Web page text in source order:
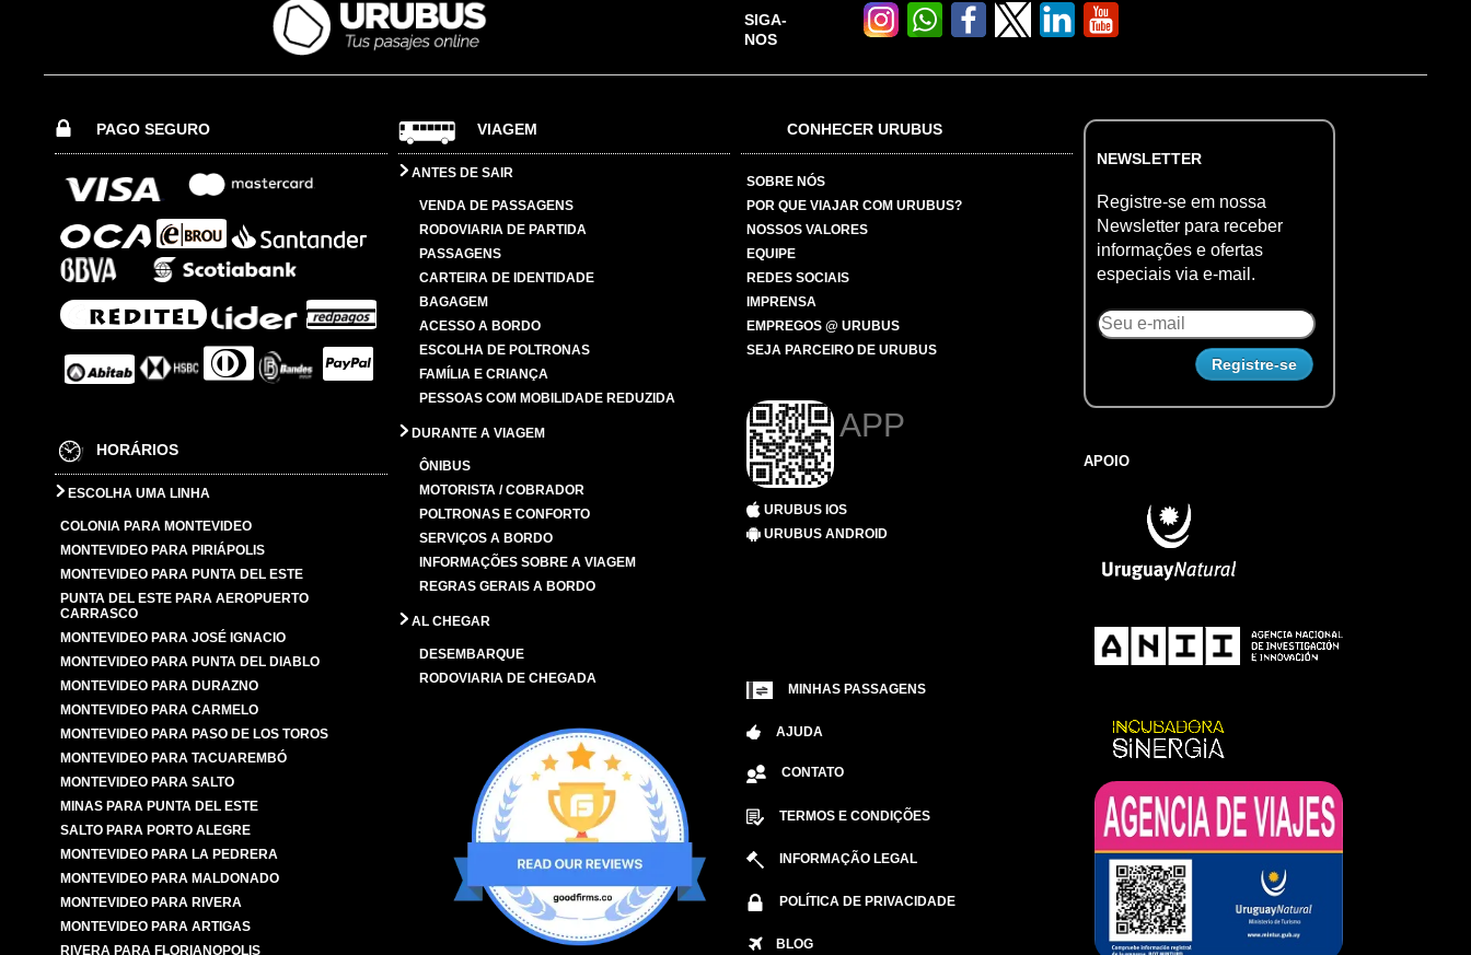
SIGA-
NOS
PAGO SEGURO
HORÁRIOS
ESCOLHA UMA LINHA
COLONIA PARA MONTEVIDEO
MONTEVIDEO PARA PIRIÁPOLIS
MONTEVIDEO PARA PUNTA DEL ESTE
PUNTA DEL ESTE PARA AEROPUERTO
CARRASCO
MONTEVIDEO PARA JOSÉ IGNACIO
MONTEVIDEO PARA PUNTA DEL DIABLO
MONTEVIDEO PARA DURAZNO
MONTEVIDEO PARA CARMELO
MONTEVIDEO PARA PASO DE LOS TOROS
MONTEVIDEO PARA TACUAREMBÓ
MONTEVIDEO PARA SALTO
MINAS PARA PUNTA DEL ESTE
SALTO PARA PORTO ALEGRE
MONTEVIDEO PARA LA PEDRERA
MONTEVIDEO PARA MALDONADO
MONTEVIDEO PARA RIVERA
MONTEVIDEO PARA ARTIGAS
RIVERA PARA FLORIANOPOLIS
VIAGEM
ANTES DE SAIR
VENDA DE PASSAGENS
RODOVIARIA DE PARTIDA
PASSAGENS
CARTEIRA DE IDENTIDADE
BAGAGEM
ACESSO A BORDO
ESCOLHA DE POLTRONAS
FAMÍLIA E CRIANÇA
PESSOAS COM MOBILIDADE REDUZIDA
DURANTE A VIAGEM
ÔNIBUS
MOTORISTA / COBRADOR
POLTRONAS E CONFORTO
SERVIÇOS A BORDO
INFORMAÇÕES SOBRE A VIAGEM
REGRAS GERAIS A BORDO
AL CHEGAR
DESEMBARQUE
RODOVIARIA DE CHEGADA
CONHECER URUBUS
SOBRE NÓS
POR QUE VIAJAR COM URUBUS?
NOSSOS VALORES
EQUIPE
REDES SOCIAIS
IMPRENSA
EMPREGOS @ URUBUS
SEJA PARCEIRO DE URUBUS
APP
URUBUS IOS
URUBUS ANDROID
MINHAS PASSAGENS
AJUDA
CONTATO
TERMOS E CONDIÇÕES
INFORMAÇÃO LEGAL
POLÍTICA DE PRIVACIDADE
BLOG
NEWSLETTER
Registre-se em nossa
Newsletter para receber
informações e ofertas
especiais via e-mail.
APOIO